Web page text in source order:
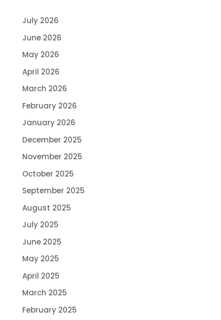
July 2026
June 2026
May 2026
April 2026
March 2026
February 2026
January 2026
December 2025
November 2025
October 2025
September 2025
August 2025
July 2025
June 2025
May 2025
April 2025
March 2025
February 2025